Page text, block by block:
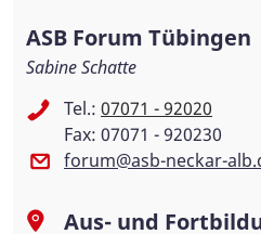
ASB Forum Tübingen
Sabine Schatte
Tel.: 07071 - 92020
Fax: 07071 - 920230
forum@asb-neckar-
Aus- und